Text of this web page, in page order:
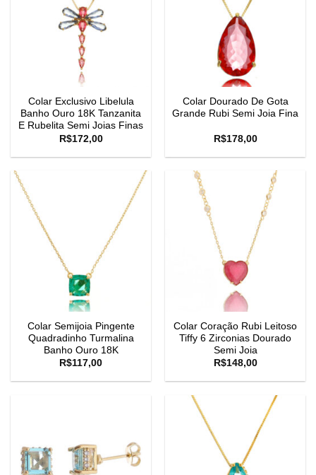
Colar Exclusivo Libelula
Banho Ouro 18K Tanzanita
E Rubelita Semi Joias Finas
R$172,00
Colar Dourado De Gota
Grande Rubi Semi Joia Fina
R$178,00
Colar Semijoia Pingente
Quadradinho Turmalina
Banho Ouro 18K
R$117,00
Colar Coração Rubi Leitoso
Tiffy 6 Zirconias Dourado
Semi Joia
R$148,00